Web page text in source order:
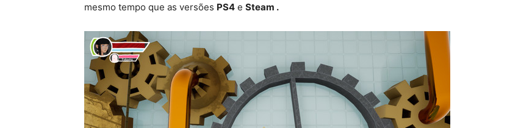
mesmo tempo que as versões PS4 e Steam .